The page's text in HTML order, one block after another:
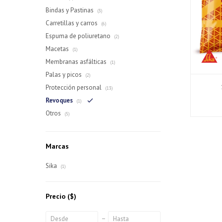
Bindas y Pastinas (3)
Carretillas y carros (6)
Espuma de poliuretano (2)
Macetas (1)
Membranas asfálticas (1)
Palas y picos (2)
Protección personal (13)
Revoques (1)
Otros (5)
Marcas
Sika (1)
Precio ($)